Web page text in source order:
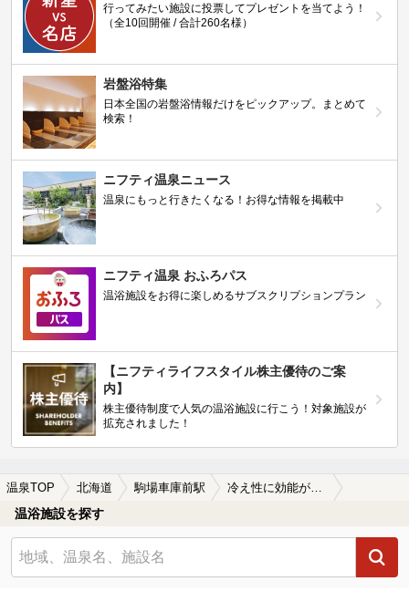
行ってみたい施設に投票してプレゼントを当てよう！
（全10回開催 / 合計260名様）
岩盤浴特集
日本全国の岩盤浴情報だけをピックアップ。まとめて
検索！
ニフティ温泉ニュース
温泉にもっと行きたくなる！お得な情報を掲載中
ニフティ温泉 おふろパス
温浴施設をお得に楽しめるサブスクリプションプラン
【ニフティライフスタイル株主優待のご案
内】
株主優待制度で人気の温浴施設に行こう！対象施設が
拡充されました！
温泉TOP 北海道 駒場車庫前駅
温浴施設を探す